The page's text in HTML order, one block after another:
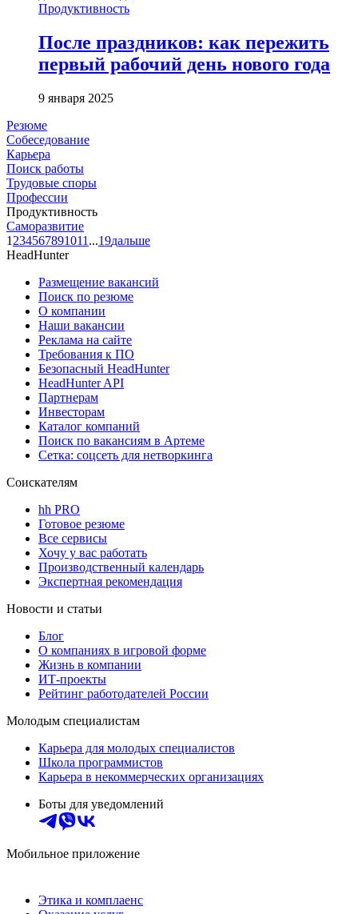
Продуктивность
После праздников: как пережить
первый рабочий день нового года
9 января 2025
Резюме
Собеседование
Карьера
Поиск работы
Трудовые споры
Профессии
Продуктивность
Саморазвитие
1 234567891011 ...19дальше
HeadHunter
Размещение вакансий
Поиск по резюме
О компании
Наши вакансии
Реклама на сайте
Требования к ПО
Безопасный HeadHunter
HeadHunter API
Партнерам
Инвесторам
Каталог компаний
Поиск по вакансиям в Артеме
Сетка: соцсеть для нетворкинга
Соискателям
hh PRO
Готовое резюме
Все сервисы
Хочу у вас работать
Производственный календарь
Экспертная рекомендация
Новости и статьи
Блог
О компаниях в игровой форме
Жизнь в компании
ИТ-проекты
Рейтинг работодателей России
Молодым специалистам
Карьера для молодых специалистов
Школа программистов
Карьера в некоммерческих организациях
Боты для уведомлений
Мобильное приложение
Этика и комплаенс